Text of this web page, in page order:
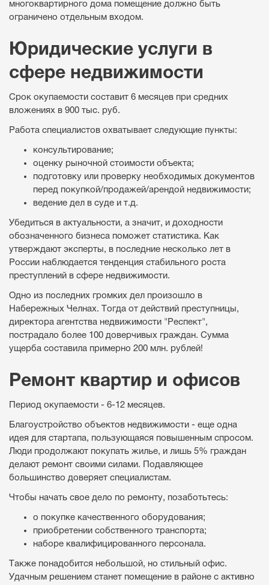
многоквартирного дома помещение должно быть
ограничено отдельным входом.
Юридические услуги в
сфере недвижимости
Срок окупаемости составит 6 месяцев при средних
вложениях в 900 тыс. руб.
Работа специалистов охватывает следующие пункты:
консультирование;
оценку рыночной стоимости объекта;
подготовку или проверку необходимых документов
перед покупкой/продажей/арендой недвижимости;
ведение дел в суде и т.д.
Убедиться в актуальности, а значит, и доходности
обозначенного бизнеса поможет статистика. Как
утверждают эксперты, в последние несколько лет в
России наблюдается тенденция стабильного роста
преступлений в сфере недвижимости.
Одно из последних громких дел произошло в
Набережных Челнах. Тогда от действий преступницы,
директора агентства недвижимости "Респект",
пострадало более 100 доверчивых граждан. Сумма
ущерба составила примерно 200 млн. рублей!
Ремонт квартир и офисов
Период окупаемости - 6-12 месяцев.
Благоустройство объектов недвижимости - еще одна
идея для стартапа, пользующаяся повышенным спросом.
Люди продолжают покупать жилье, и лишь 5% граждан
делают ремонт своими силами. Подавляющее
большинство доверяет специалистам.
Чтобы начать свое дело по ремонту, позаботьтесь:
о покупке качественного оборудования;
приобретении собственного транспорта;
наборе квалифицированного персонала.
Также понадобится небольшой, но стильный офис.
Удачным решением станет помещение в районе с активно